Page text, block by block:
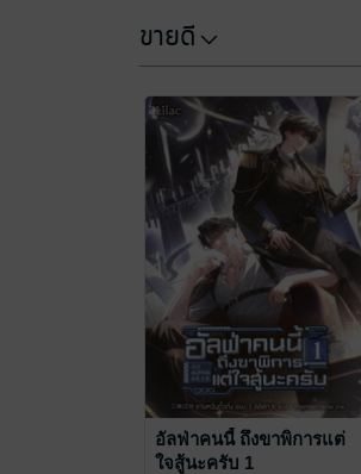
ขายดี
อัลฟ่าคนนี้ ถึงขาพิการแต่
ใจสู้นะครับ 1